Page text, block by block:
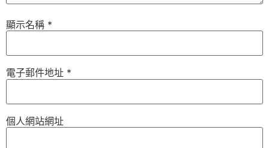
顯示名稱 *
電子郵件地址 *
個人網站網址